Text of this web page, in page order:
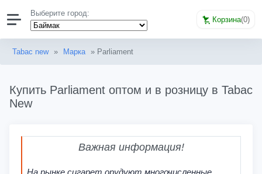
Выберите город:
Корзина(0)
Tabac new » Марка » Parliament
Купить Parliament оптом и в розницу в Tabac
New
Важная информация!
На рынке сигарет орудуют многочисленные